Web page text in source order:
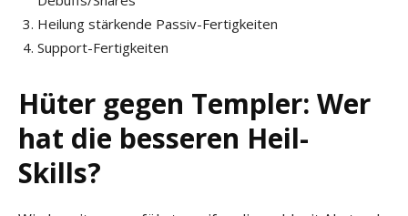
Heilung stärkende Passiv-Fertigkeiten
Support-Fertigkeiten
Hüter gegen Templer: Wer
hat die besseren Heil-
Skills?